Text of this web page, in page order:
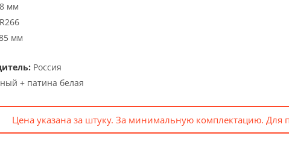
мм
R266
мм
Россия
+ патина белая
Цена указана за штуку. За минимальную комплектацию. Для